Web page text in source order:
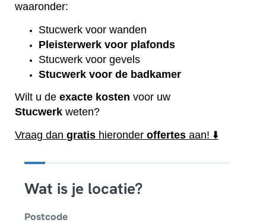
waaronder:
Stucwerk voor wanden
Pleisterwerk voor plafonds
Stucwerk voor gevels
Stucwerk voor de badkamer
Wilt u de exacte kosten voor uw
Stucwerk weten?
Vraag dan gratis hieronder offertes aan! ⬇️